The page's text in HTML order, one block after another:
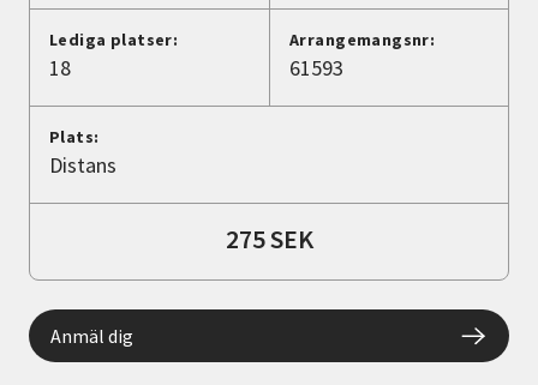
Lediga platser:
18
Arrangemangsnr:
61593
Plats:
Distans
275 SEK
Anmäl dig